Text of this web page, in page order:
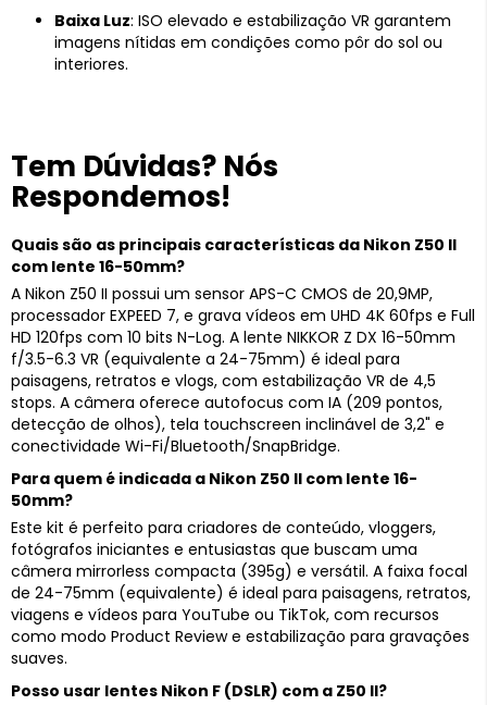
Baixa Luz: ISO elevado e estabilização VR garantem
imagens nítidas em condições como pôr do sol ou
interiores.
Tem Dúvidas? Nós
Respondemos!
Quais são as principais características da Nikon Z50 II
com lente 16-50mm?
A Nikon Z50 II possui um sensor APS-C CMOS de 20,9MP,
processador EXPEED 7, e grava vídeos em UHD 4K 60fps e Full
HD 120fps com 10 bits N-Log. A lente NIKKOR Z DX 16-50mm
f/3.5-6.3 VR (equivalente a 24-75mm) é ideal para
paisagens, retratos e vlogs, com estabilização VR de 4,5
stops. A câmera oferece autofocus com IA (209 pontos,
detecção de olhos), tela touchscreen inclinável de 3,2" e
conectividade Wi-Fi/Bluetooth/SnapBridge.
Para quem é indicada a Nikon Z50 II com lente 16-
50mm?
Este kit é perfeito para criadores de conteúdo, vloggers,
fotógrafos iniciantes e entusiastas que buscam uma
câmera mirrorless compacta (395g) e versátil. A faixa focal
de 24-75mm (equivalente) é ideal para paisagens, retratos,
viagens e vídeos para YouTube ou TikTok, com recursos
como modo Product Review e estabilização para gravações
suaves.
Posso usar lentes Nikon F (DSLR) com a Z50 II?